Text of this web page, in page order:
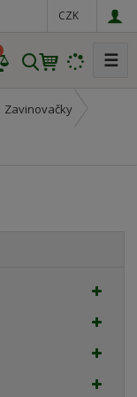
CZK
V
h
☰
Zavinovačky